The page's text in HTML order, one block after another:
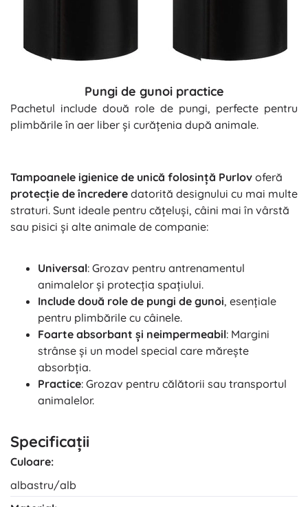
Pungi de gunoi practice
Pachetul include două role de pungi, perfecte pentru
plimbările în aer liber și curățenia după animale.
Tampoanele igienice de unică folosință Purlov oferă
protecție de încredere datorită designului cu mai multe
straturi. Sunt ideale pentru cățeluși, câini mai în vârstă
sau pisici și alte animale de companie:
Universal: Grozav pentru antrenamentul
animalelor și protecția spațiului.
Include două role de pungi de gunoi, esențiale
pentru plimbările cu câinele.
Foarte absorbant și neimpermeabil: Margini
strânse și un model special care mărește
absorbția.
Practice: Grozav pentru călătorii sau transportul
animalelor.
Specificații
Culoare:
albastru/alb